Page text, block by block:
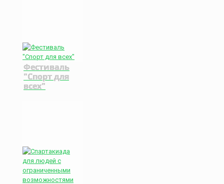
Фестиваль
"Спорт для
всех"